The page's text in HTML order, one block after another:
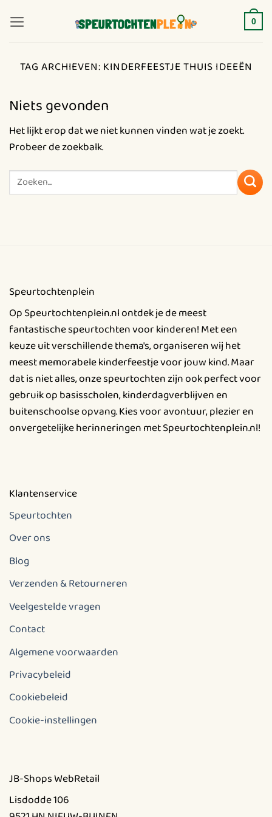
naar
inhoud
0
TAG ARCHIEVEN: KINDERFEESTJE THUIS IDEEËN
Niets gevonden
Het lijkt erop dat we niet kunnen vinden wat je zoekt.
Probeer de zoekbalk.
Speurtochtenplein
Op Speurtochtenplein.nl ontdek je de meest
fantastische speurtochten voor kinderen! Met een
keuze uit verschillende thema's, organiseren wij het
meest memorabele kinderfeestje voor jouw kind. Maar
dat is niet alles, onze speurtochten zijn ook perfect voor
gebruik op basisscholen, kinderdagverblijven en
buitenschoolse opvang. Kies voor avontuur, plezier en
onvergetelijke herinneringen met Speurtochtenplein.nl!
Klantenservice
Speurtochten
Over ons
Blog
Verzenden & Retourneren
Veelgestelde vragen
Contact
Algemene voorwaarden
Privacybeleid
Cookiebeleid
Cookie-instellingen
JB-Shops WebRetail
Lisdodde 106